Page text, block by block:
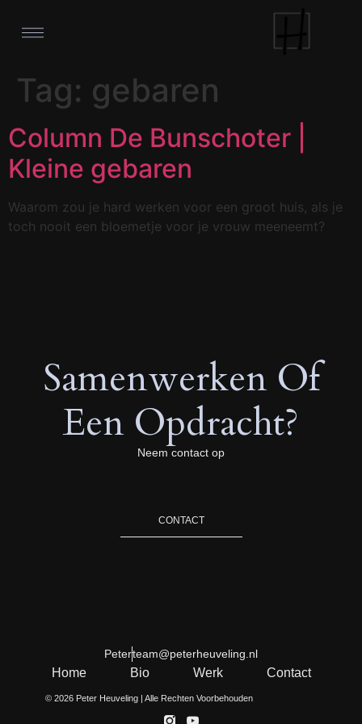
Tag: gebaren
Column De Bunschoter |
Kleine gebaren
Waarom zou je hard werken voor een groot huis, als je
toch nooit een bloemetje voor je vrouw meeneemt?
Samenwerken Of
Een Opdracht?
Neem contact op
CONTACT
Peterteam@peterheuveling.nl
Home Bio Werk Contact
© 2026 Peter Heuveling | Alle Rechten Voorbehouden